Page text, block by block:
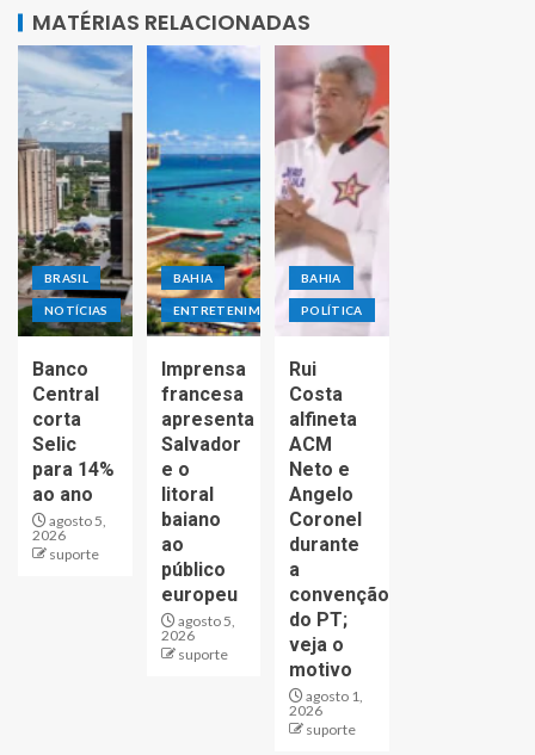
MATÉRIAS RELACIONADAS
BRASIL
NOTÍCIAS
Banco
Central
corta
Selic
para 14%
ao ano
agosto 5,
2026
suporte
BAHIA
ENTRETENIMENTO
Imprensa
francesa
apresenta
Salvador
e o
litoral
baiano
ao
público
europeu
agosto 5,
2026
suporte
BAHIA
POLÍTICA
Rui
Costa
alfineta
ACM
Neto e
Angelo
Coronel
durante
a
convenção
do PT;
veja o
motivo
agosto 1,
2026
suporte